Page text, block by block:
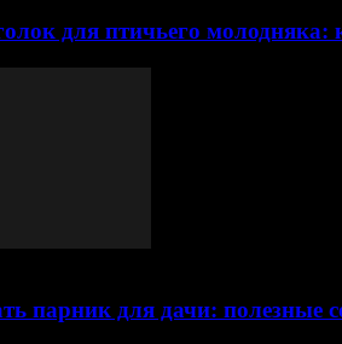
для птичьего молодняка:
парник для дачи: